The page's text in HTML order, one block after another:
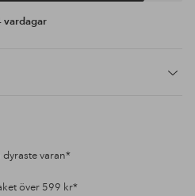
vardagar
dyraste varan*
över 599 kr*